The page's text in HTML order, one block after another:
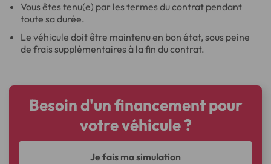
Vous êtes tenu(e) par les termes du contrat pendant
toute sa durée.
Le véhicule doit être maintenu en bon état, sous peine
de frais supplémentaires à la fin du contrat.
Besoin d'un financement pour
votre véhicule ?
Je fais ma simulation